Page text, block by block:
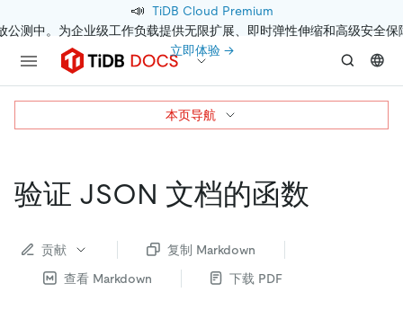
📣 TiDB Cloud Premium
公测中。为企业级工作负载提供无限扩展、即时弹性伸缩和高级安全保
立即体验 →
验证 JSON 文档的函数
贡献
复制 Markdown
查看 Markdown
下载 PDF
本页导航